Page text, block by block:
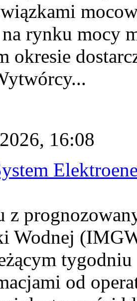
rynku mocy
okresie
16:08
z
Wodnej
tygodniu
od